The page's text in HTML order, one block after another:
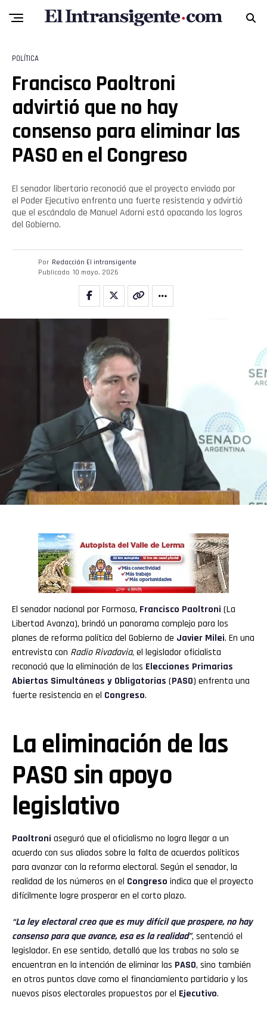
POLÍTICA
Francisco Paoltroni
advirtió que no hay
consenso para eliminar las
PASO en el Congreso
El senador libertario reconoció que el proyecto enviado por
el Poder Ejecutivo enfrenta una fuerte resistencia y advirtió
que el escándalo de Manuel Adorni está opacando los logros
del Gobierno.
Por Redacción El intransigente
Publicado 10 mayo, 2026
El senador nacional por Formosa, Francisco Paoltroni (La
Libertad Avanza), brindó un panorama complejo para los
planes de reforma política del Gobierno de Javier Milei. En una
entrevista con Radio Rivadavia, el legislador oficialista
reconoció que la eliminación de las Elecciones Primarias
Abiertas Simultáneas y Obligatorias (PASO) enfrenta una
fuerte resistencia en el Congreso.
La eliminación de las
PASO sin apoyo
legislativo
Paoltroni aseguró que el oficialismo no logra llegar a un
acuerdo con sus aliados sobre la falta de acuerdos políticos
para avanzar con la reforma electoral. Según el senador, la
realidad de los números en el Congreso indica que el proyecto
difícilmente logre prosperar en el corto plazo.
“La ley electoral creo que es muy difícil que prospere, no hay
consenso para que avance, esa es la realidad”, sentenció el
legislador. En ese sentido, detalló que las trabas no solo se
encuentran en la intención de eliminar las PASO, sino también
en otros puntos clave como el financiamiento partidario y los
nuevos pisos electorales propuestos por el Ejecutivo.